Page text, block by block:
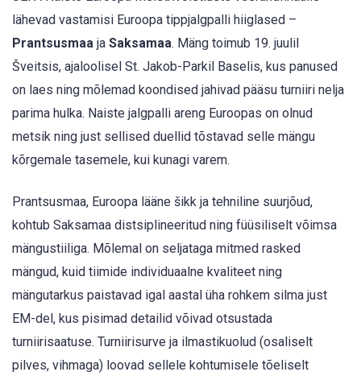
lähevad vastamisi Euroopa tippjalgpalli hiiglased –
Prantsusmaa ja Saksamaa. Mäng toimub 19. juulil
Šveitsis, ajaloolisel St. Jakob-Parkil Baselis, kus panused
on laes ning mõlemad koondised jahivad pääsu turniiri nelja
parima hulka. Naiste jalgpalli areng Euroopas on olnud
metsik ning just sellised duellid tõstavad selle mängu
kõrgemale tasemele, kui kunagi varem.
Prantsusmaa, Euroopa lääne šikk ja tehniline suurjõud,
kohtub Saksamaa distsiplineeritud ning füüsiliselt võimsa
mängustiiliga. Mõlemal on seljataga mitmed rasked
mängud, kuid tiimide individuaalne kvaliteet ning
mängutarkus paistavad igal aastal üha rohkem silma just
EM-del, kus pisimad detailid võivad otsustada
turniirisaatuse. Turniirisurve ja ilmastikuolud (osaliselt
pilves, vihmaga) loovad sellele kohtumisele tõeliselt